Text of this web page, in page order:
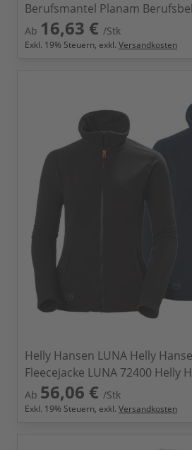
Berufsmantel Planam
Ab 16,63 € /Stk
Exkl. 19% Steuern, exkl. Versandkosten
Helly Hansen LUNA Helly
Fleecejacke LUNA 72400 Helly
Ab 56,06 € /Stk
Exkl. 19% Steuern, exkl. Versandkosten